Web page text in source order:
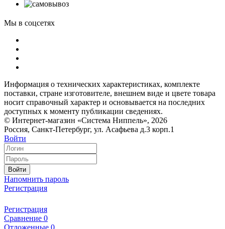
Мы в соцсетях
Информация о технических характеристиках, комплекте
поставки, стране изготовителе, внешнем виде и цвете товара
носит справочный характер и основывается на последних
доступных к моменту публикации сведениях.
© Интернет-магазин «Система Ниппель», 2026
Россия, Санкт-Петербург, ул. Асафьева д.3 корп.1
Войти
Войти
Напомнить пароль
Регистрация
Регистрация
Сравнение 0
Отложенные 0